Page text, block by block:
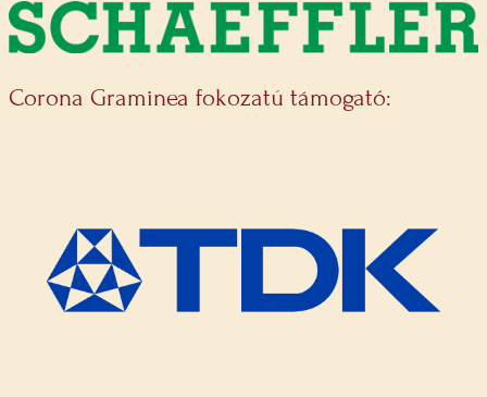
Corona Graminea fokozatú támogató: